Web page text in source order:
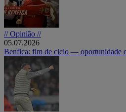
// Opinião //
05.07.2026
Benfica: fim de ciclo — oportunidade